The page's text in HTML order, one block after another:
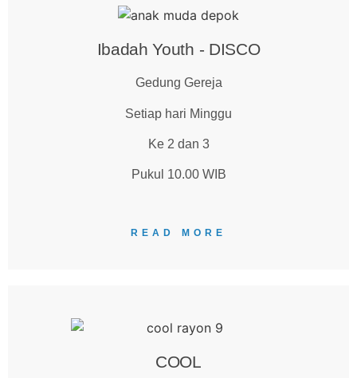
Ibadah Youth - DISCO
Gedung Gereja
Setiap hari Minggu
Ke 2 dan 3
Pukul 10.00 WIB
READ MORE
COOL